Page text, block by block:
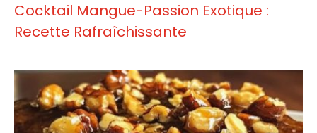
Cocktail Mangue-Passion Exotique :
Recette Rafraîchissante